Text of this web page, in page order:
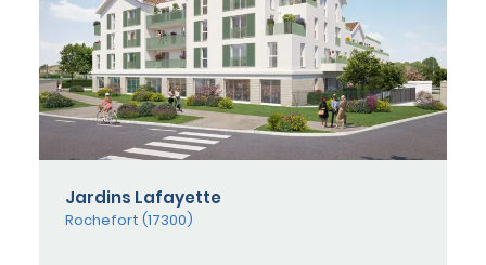
Jardins Lafayette
Rochefort (17300)